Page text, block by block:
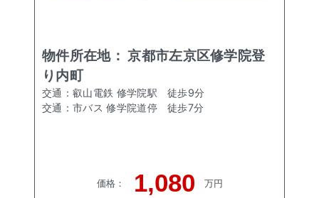
物件所在地：京都市左京区修学院登
り内町
交通： 叡山電鉄 修学院駅 徒歩9分
交通： 市バス 修学院道停徒歩7分
価格： 1,080 万円